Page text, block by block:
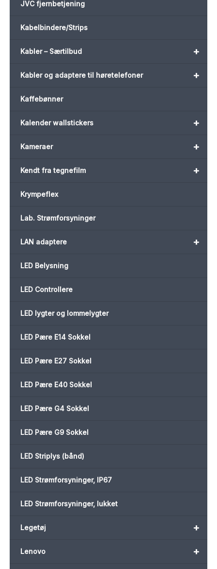
JVC fjernbetjening
Kabelbindere/Strips
+
Kabler – Særtilbud
+
Kabler og adaptere til høretelefoner
Kaffebønner
+
Kalender wallstickers
+
Kameraer
+
Kendt fra tegnefilm
Krympeflex
Lab. Strømforsyninger
+
LAN adaptere
LED Belysning
LED Controllere
LED lygter og lommelygter
LED Pære E14 Sokkel
LED Pære E27 Sokkel
LED Pære E40 Sokkel
LED Pære G4 Sokkel
LED Pære G9 Sokkel
LED Striplys (bånd)
LED Strømforsyninger, IP67
LED Strømforsyninger, lukket
+
Legetøj
+
Lenovo